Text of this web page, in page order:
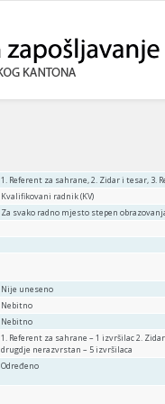
1. Referent za sahrane, 2. Zidar i tesar, 3.
Kvalifikovani radnik (KV)
Za svako radno mjesto stepen
Nije uneseno
Nebitno
Nebitno
1. Referent za sahrane – 1 izvršilac 2.
drugdje nerazvrstan – 5 izvršilaca
Određeno